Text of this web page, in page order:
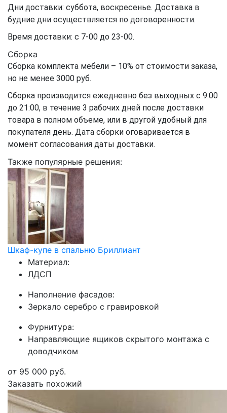
Дни доставки: суббота, воскресенье. Доставка в
будние дни осуществляется по договоренности.
Время доставки: с 7-00 до 23-00.
Сборка
Сборка комплекта мебели – 10% от стоимости заказа,
но не менее 3000 руб.
Сборка производится ежедневно без выходных с 9:00
до 21:00, в течение 3 рабочих дней после доставки
товара в полном объеме, или в другой удобный для
покупателя день. Дата сборки оговаривается в
момент согласования даты доставки.
Также популярные решения:
Шкаф-купе в спальню Бриллиант
Материал:
ЛДСП
Наполнение фасадов:
Зеркало серебро с гравировкой
Фурнитура:
Направляющие ящиков скрытого монтажа с
доводчиком
от 95 000 руб.
Заказать похожий